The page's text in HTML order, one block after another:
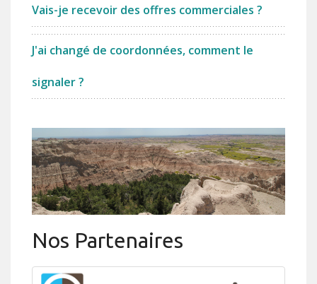
Vais-je recevoir des offres commerciales ?
J'ai changé de coordonnées, comment le
signaler ?
Nos Partenaires